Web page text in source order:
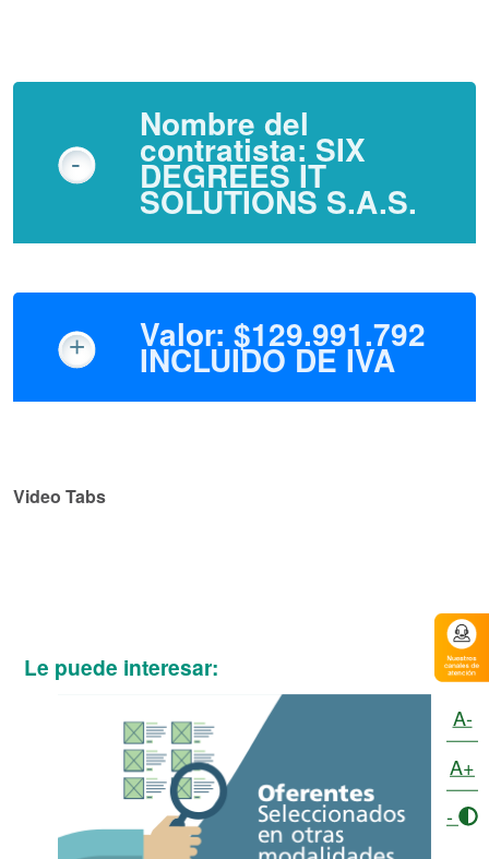
Nombre del
contratista: SIX
DEGREES IT
SOLUTIONS S.A.S.
Valor: $129.991.792
INCLUIDO DE IVA
Video Tabs
Le puede interesar:
A-
A+
-